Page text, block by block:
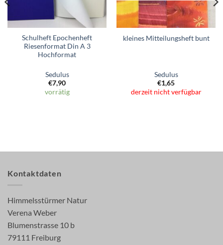
Schulheft Epochenheft
Riesenformat Din A 3
Hochformat
Sedulus
€7,90
vorrätig
kleines Mitteilungsheft bunt
Sedulus
€1,65
derzeit nicht verfügbar
Kontaktdaten
Himmelsstürmer Natur
Verena Weber
Blumenstrasse 10 b
79111 Freiburg